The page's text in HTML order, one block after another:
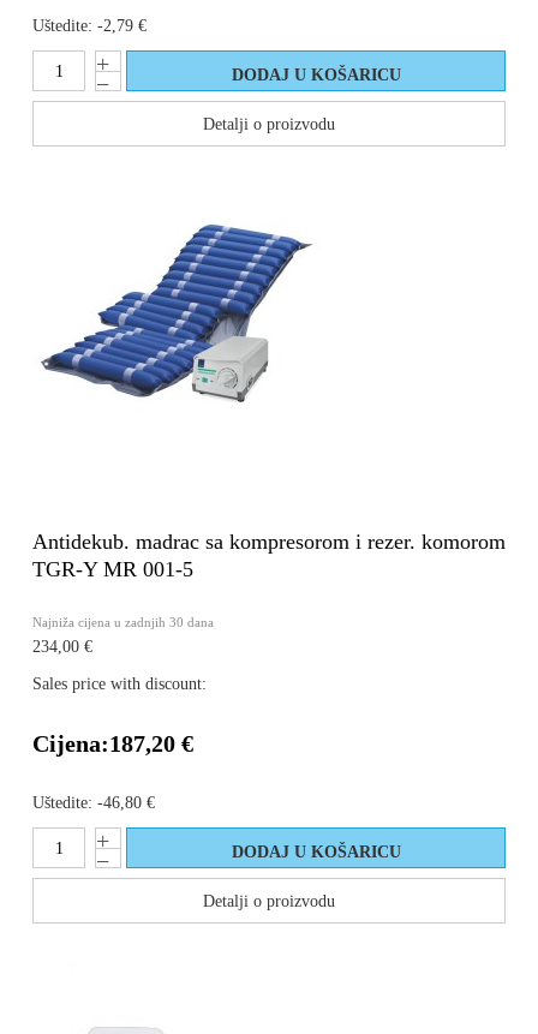
Uštedite: -2,79 €
Detalji o proizvodu
Antidekub. madrac sa kompresorom i rezer. komorom
TGR-Y MR 001-5
Najniža cijena u zadnjih 30 dana
234,00 €
Sales price with discount:
Cijena:187,20 €
Uštedite: -46,80 €
Detalji o proizvodu